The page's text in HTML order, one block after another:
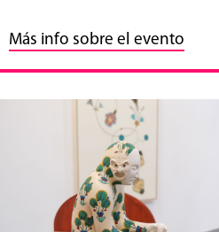
Más info sobre el evento